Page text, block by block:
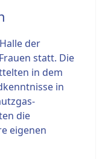
der
statt. Die
in dem
in
die
eigenen